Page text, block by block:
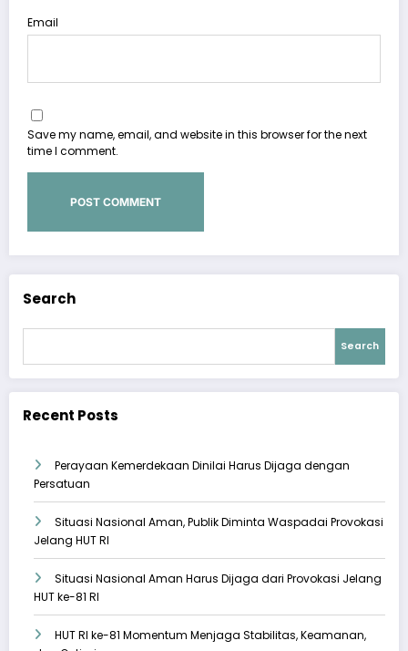
Email
Save my name, email, and website in this browser for the next
time I comment.
Search
Search
Recent Posts
Perayaan Kemerdekaan Dinilai Harus Dijaga dengan
Persatuan
Situasi Nasional Aman, Publik Diminta Waspadai Provokasi
Jelang HUT RI
Situasi Nasional Aman Harus Dijaga dari Provokasi Jelang
HUT ke-81 RI
HUT RI ke-81 Momentum Menjaga Stabilitas, Keamanan,